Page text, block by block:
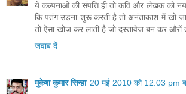
ये कल्पनाओं की संपत्ति ही तो कवि और लेखक को
कि पतंग उड़ना शुरू करती है तो अनंताकाश में खो
तो ऐसा खोज कर लाती है जो दस्तावेज बन कर औरों
जवाब दें
मुकेश कुमार सिन्हा 20 मई 2010 को 12:03 pm